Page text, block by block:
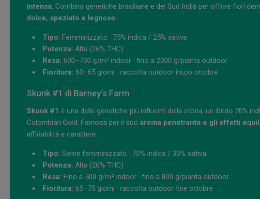
intensa. Combina genetiche brasiliane e del Sud India per offrire fiori
dolce, speziato e legnoso.
Tipo: Femminizzato · 75% indica / 25% sativa
Potenza: Alta (26% THC)
Resa: 600–700 g/m² indoor · fino a 2000 g/pianta outdoor
Fioritura: 60–65 giorni · raccolta outdoor inizio ottobre
Skunk #1 di Barney’s Farm
Skunk #1 è una delle genetiche più influenti della storia, un ibrido 70%
Colombian Gold. Famosa per il suo aroma penetrante e gli effetti
affidabilità e carattere.
Tipo: Seme femminizzato · 70% indica / 30% sativa
Potenza: Alta (26% THC)
Resa: Fino a 500 g/m² indoor · fino a 800 g/pianta outdoor
Fioritura: 65–75 giorni · raccolta outdoor fine ottobre